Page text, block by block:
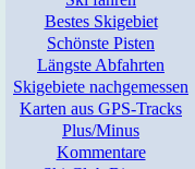
Bestes Skigebiet
Schönste Pisten
Längste Abfahrten
Skigebiete nachgemessen
Karten aus GPS-Tracks
Plus/Minus
Kommentare